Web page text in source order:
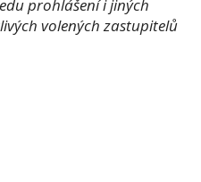
prohlášení i jiných
volených zastupitelů